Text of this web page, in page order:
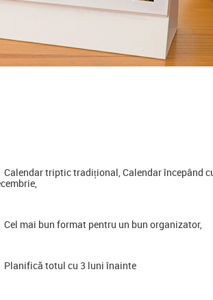
Calendar triptic tradițional, Calendar începând
Cel mai bun format pentru un bun organizator,
Planifică totul cu 3 luni înainte